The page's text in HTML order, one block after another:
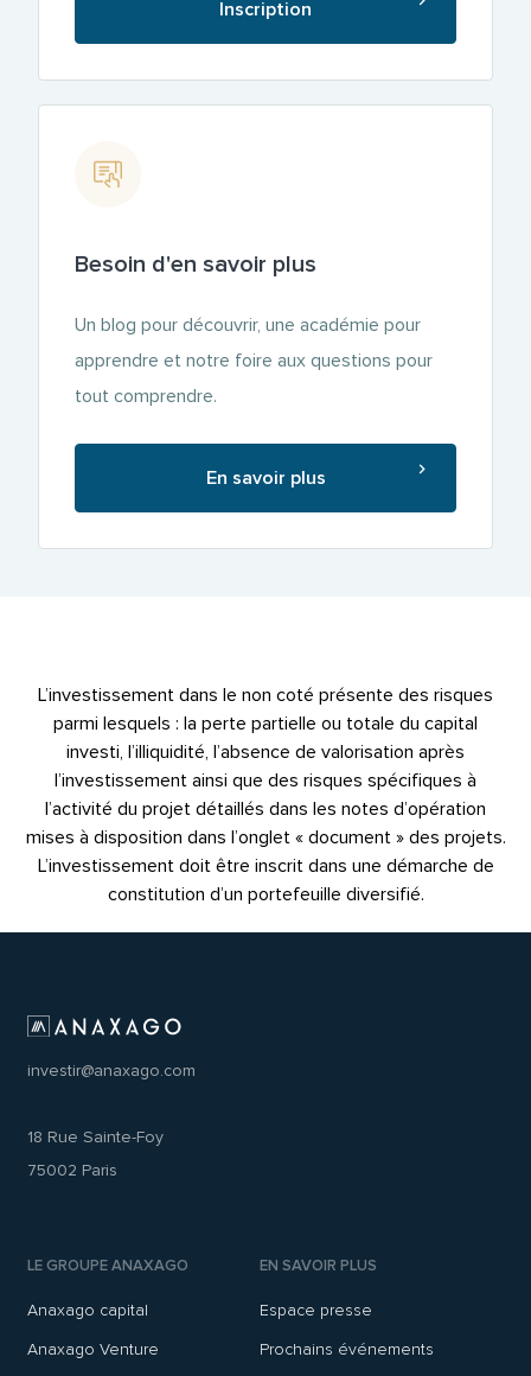
Inscription
Besoin d'en savoir plus
Un blog pour découvrir, une académie pour
apprendre et notre foire aux questions pour
tout comprendre.
En savoir plus
L’investissement dans le non coté présente des risques
parmi lesquels : la perte partielle ou totale du capital
investi, l’illiquidité, l’absence de valorisation après
l’investissement ainsi que des risques spécifiques à
l’activité du projet détaillés dans les notes d’opération
mises à disposition dans l’onglet « document » des projets.
L’investissement doit être inscrit dans une démarche de
constitution d’un portefeuille diversifié.
investir@anaxago.com
18 Rue Sainte-Foy
75002 Paris
LE GROUPE ANAXAGO
Anaxago capital
Anaxago Venture
EN SAVOIR PLUS
Espace presse
Prochains événements